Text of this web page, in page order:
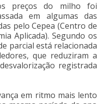
preços do milho foi
em algumas das
pelo Cepea (Centro de
Aplicada). Segundo os
parcial está relacionada
que reduziram a
registrada
em ritmo mais lento